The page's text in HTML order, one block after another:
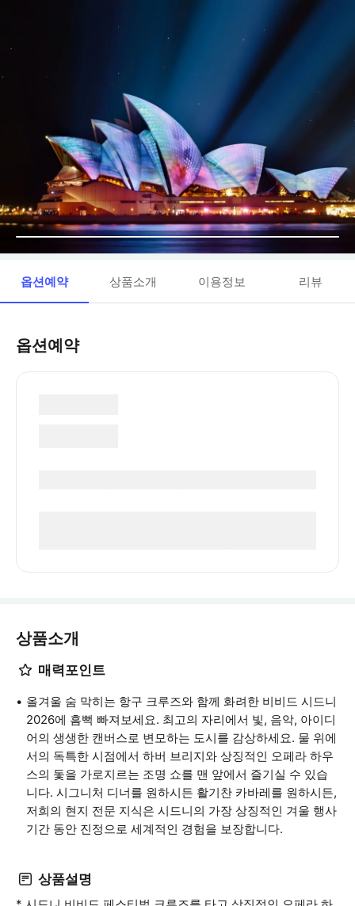
옵션예약 상품소개 이용정보 리뷰
옵션예약
상품소개
매력포인트
올겨울 숨 막히는 항구 크루즈와 함께 화려한 비비드 시드니
2026에 흠뻑 빠져보세요. 최고의 자리에서 빛, 음악, 아이디
어의 생생한 캔버스로 변모하는 도시를 감상하세요. 물 위에
서의 독특한 시점에서 하버 브리지와 상징적인 오페라 하우
스의 돛을 가로지르는 조명 쇼를 맨 앞에서 즐기실 수 있습
니다. 시그니처 디너를 원하시든 활기찬 카바레를 원하시든,
저희의 현지 전문 지식은 시드니의 가장 상징적인 겨울 행사
기간 동안 진정으로 세계적인 경험을 보장합니다.
상품설명